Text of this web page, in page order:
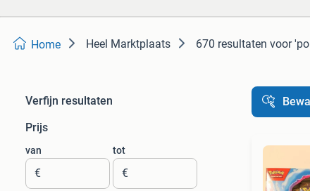
Home Heel Marktplaats 670 resultaten voor
Verfijn resultaten
Prijs
van
€
tot
€